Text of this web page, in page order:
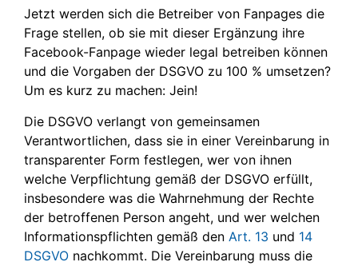
Jetzt werden sich die Betreiber von Fanpages die
Frage stellen, ob sie mit dieser Ergänzung ihre
Facebook-Fanpage wieder legal betreiben können
und die Vorgaben der DSGVO zu 100 % umsetzen?
Um es kurz zu machen: Jein!
Die DSGVO verlangt von gemeinsamen
Verantwortlichen, dass sie in einer Vereinbarung in
transparenter Form festlegen, wer von ihnen
welche Verpflichtung gemäß der DSGVO erfüllt,
insbesondere was die Wahrnehmung der Rechte
der betroffenen Person angeht, und wer welchen
Informationspflichten gemäß den Art. 13 und 14
DSGVO nachkommt. Die Vereinbarung muss die